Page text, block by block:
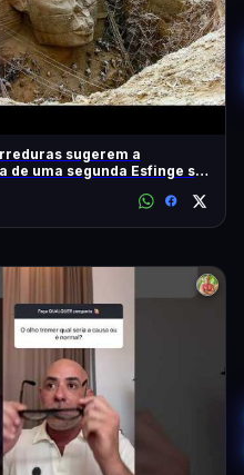
sugerem a
de uma segunda Esfinge sob